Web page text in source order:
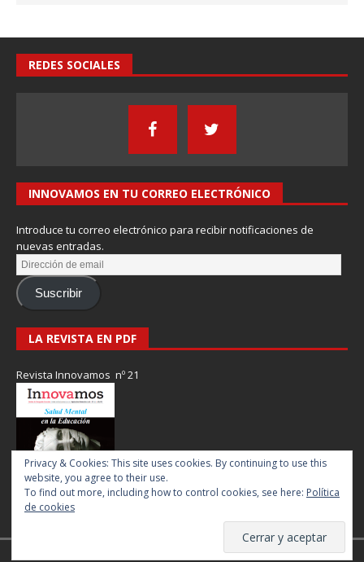
REDES SOCIALES
INNOVAMOS EN TU CORREO ELECTRÓNICO
Introduce tu correo electrónico para recibir notificaciones de
nuevas entradas.
Suscribir
LA REVISTA EN PDF
Revista Innovamos nº 21
Revista Innovamos © 2017
Privacy & Cookies: This site uses cookies. By continuing to use this
website, you agree to their use.
To find out more, including how to control cookies, see here: Política
de cookies